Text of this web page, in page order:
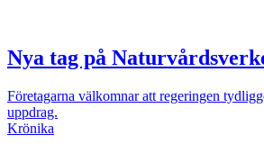
Nya tag på
Företagarna välkomnar att regeringen
uppdrag.
Krönika